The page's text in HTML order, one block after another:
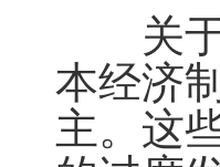
关于
本经济
主。这